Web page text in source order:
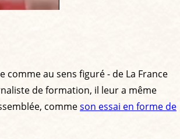
comme au sens figuré - de La France
de formation, il leur a même
commeson essai en forme de